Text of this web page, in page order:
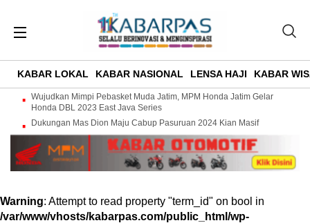
KABAR LOKAL KABAR NASIONAL LENSA HAJI KABAR
Wujudkan Mimpi Pebasket Muda Jatim, MPM Honda Jatim Gelar
Honda DBL 2023 East Java Series
Dukungan Mas Dion Maju Cabup Pasuruan 2024 Kian Masif
Warning: Attempt to read property "term_id" on bool in
/var/www/vhosts/kabarpas.com/public_html/wp-